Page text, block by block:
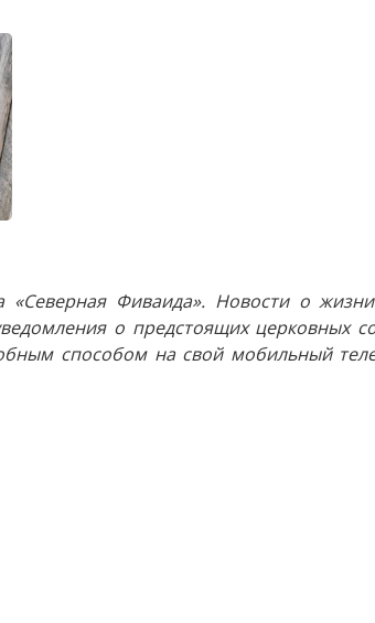
«Северная Фиваида». Новости о
о предстоящих церковных
способом на свой мобильный